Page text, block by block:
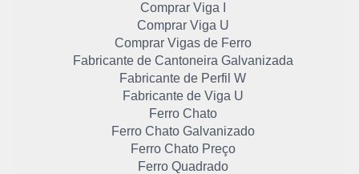
Comprar Viga I
Comprar Viga U
Comprar Vigas de Ferro
Fabricante de Cantoneira Galvanizada
Fabricante de Perfil W
Fabricante de Viga U
Ferro Chato
Ferro Chato Galvanizado
Ferro Chato Preço
Ferro Quadrado